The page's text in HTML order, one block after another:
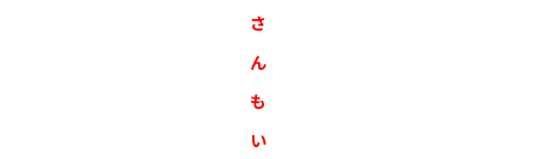
さ
ん
も
い